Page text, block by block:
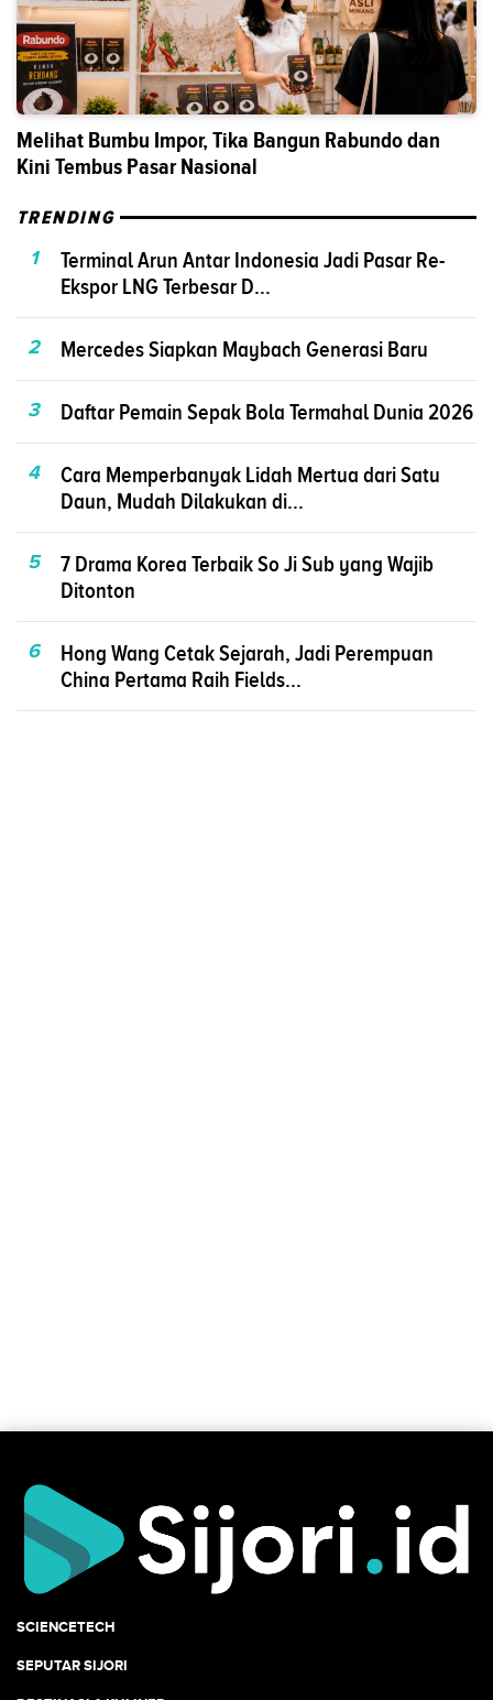
Melihat Bumbu Impor, Tika Bangun Rabundo dan
Kini Tembus Pasar Nasional
TRENDING
1
Terminal Arun Antar Indonesia Jadi Pasar Re-
Ekspor LNG Terbesar D...
2 Mercedes Siapkan Maybach Generasi Baru
3 Daftar Pemain Sepak Bola Termahal Dunia 2026
4
Cara Memperbanyak Lidah Mertua dari Satu
Daun, Mudah Dilakukan di...
5
7 Drama Korea Terbaik So Ji Sub yang Wajib
Ditonton
6
Hong Wang Cetak Sejarah, Jadi Perempuan
China Pertama Raih Fields...
SCIENCETECH
SEPUTAR SIJORI